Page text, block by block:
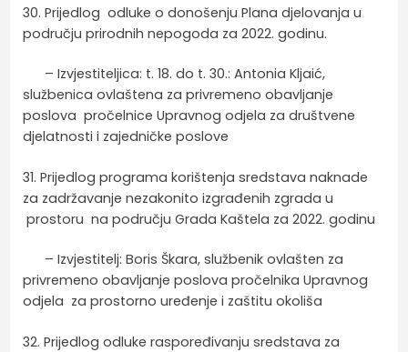
30. Prijedlog odluke o donošenju Plana djelovanja u
području prirodnih nepogoda za 2022. godinu.
– Izvjestiteljica: t. 18. do t. 30.: Antonia Kljaić,
službenica ovlaštena za privremeno obavljanje
poslova pročelnice Upravnog odjela za društvene
djelatnosti i zajedničke poslove
31. Prijedlog programa korištenja sredstava naknade
za zadržavanje nezakonito izgrađenih zgrada u
prostoru na području Grada Kaštela za 2022. godinu
– Izvjestitelj: Boris Škara, službenik ovlašten za
privremeno obavljanje poslova pročelnika Upravnog
odjela za prostorno uređenje i zaštitu okoliša
32. Prijedlog odluke raspoređivanju sredstava za